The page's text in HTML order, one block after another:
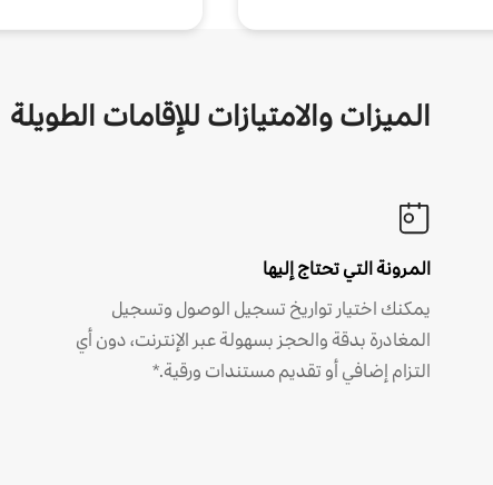
الميزات والامتيازات للإقامات الطويلة
المرونة التي تحتاج إليها
يمكنك اختيار تواريخ تسجيل الوصول وتسجيل
المغادرة بدقة والحجز بسهولة عبر الإنترنت، دون أي
التزام إضافي أو تقديم مستندات ورقية.*